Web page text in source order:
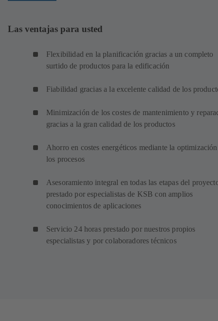
Las ventajas para usted
Flexibilidad en la planificación gracias a un completo
surtido de productos para la edificación
Fiabilidad gracias a la excelente calidad de los
Minimización de los costes de mantenimiento y
gracias a la gran calidad de los productos
Ahorro en costes energéticos mediante la
los procesos
Asesoramiento integral en todas las etapas del
prestado por especialistas de KSB con amplios
conocimientos de aplicaciones
Servicio 24 horas prestado por nuestros propios
especialistas y por colaboradores técnicos